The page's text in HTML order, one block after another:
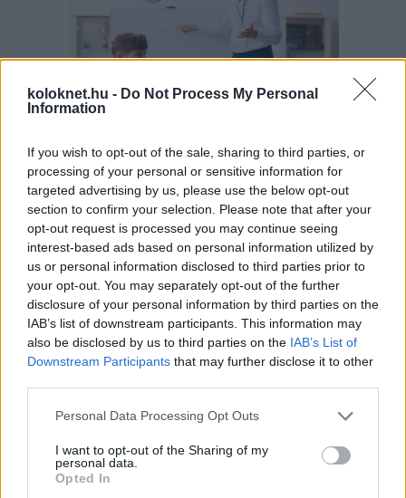
koloknet.hu - Do Not Process My Personal
Information
If you wish to opt-out of the sale, sharing to third parties, or
processing of your personal or sensitive information for
targeted advertising by us, please use the below opt-out
section to confirm your selection. Please note that after your
opt-out request is processed you may continue seeing
interest-based ads based on personal information utilized by
us or personal information disclosed to third parties prior to
your opt-out. You may separately opt-out of the further
disclosure of your personal information by third parties on the
IAB’s list of downstream participants. This information may
also be disclosed by us to third parties on the IAB’s List of
Downstream Participants that may further disclose it to other
Please note that this website/app uses one or more Google
not limited to your visit or usage behaviour. You may click to
grant or deny consent to Google and its third-party tags to
use your data for below specified purposes in below Google
Personal Data Processing Opt Outs
I want to opt-out of the Sharing of my
personal data.
Opted In
A szülők sokfélék, de abban legtöbben
egyetértenek: nem szeretnék, ha a tanár kiabálna
gyermekükkel az iskolában. Ám ha egy
pedagógusnak egyszerre több, mint húsz
gyermeket kell fegyelmeznie, segítség és korszerű
módszertani eszköztár nélkül könnyen
eszköztelennek érezheti magát, ennek pedig
gyakran a kiabálás a következménye.
Erre (is) kínál megoldást aPozitív Fegyelmezés az
módszertana, amelyet az elmúlt két
évben egy Erasmus+ partnerségi projekt keretében
próbáltak ki hat európai ország iskoláiban, a makói
Szignum Iskola
vezetésével.
Pelusos gyerek az oviban: Minden